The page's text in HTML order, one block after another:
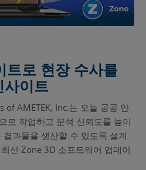
로 현장 수사를
이트
of AMETEK, Inc.는 오늘 공공 안
로 작업하고 분석 신뢰도를 높이
과물을 생산할 수 있도록 설계
신 Zone 3D 소프트웨어 업데이